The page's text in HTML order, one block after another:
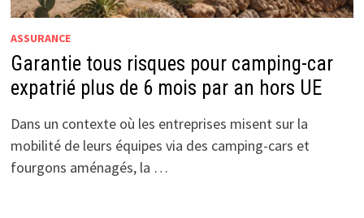
ASSURANCE
Garantie tous risques pour camping-car
expatrié plus de 6 mois par an hors UE
Dans un contexte où les entreprises misent sur la
mobilité de leurs équipes via des camping-cars et
fourgons aménagés, la …